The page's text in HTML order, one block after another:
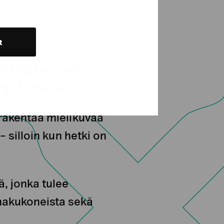
ja muut
mielikuvaa
silloin kun hetki on
jonka tulee
sekä